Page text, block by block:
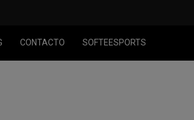
CONTACTO SOFTEESPORTS